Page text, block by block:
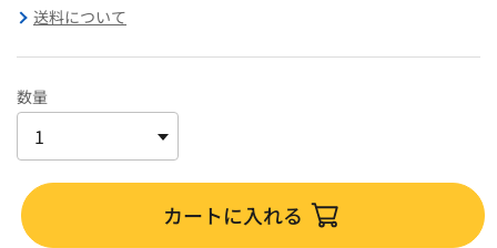
送料について
数量
カートに入れる